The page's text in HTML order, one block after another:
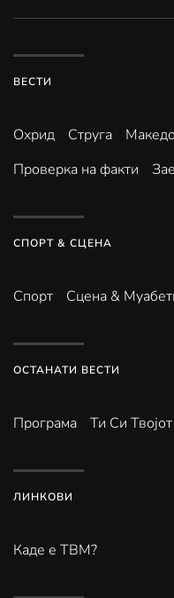
ВЕСТИ
Охрид Струга
Проверка на факти
СПОРТ & СЦЕНА
Спорт Сцена &
ОСТАНАТИ ВЕСТИ
Програма Ти Си
ЛИНКОВИ
Каде е ТВМ?